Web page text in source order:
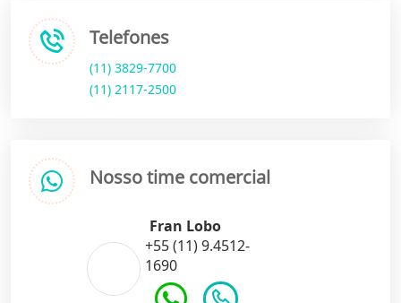
Telefones
(11) 3829-7700
(11) 2117-2500
Nosso time comercial
Fran Lobo
+55 (11) 9.4512-
1690